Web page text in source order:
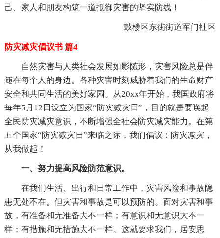
己、家人和朋友构筑一道抵御灾害的坚实防线！
鼓楼区东街街道军门社区
防灾减灾倡议书 篇4
自然灾害与人类社会发展如影随形，灾害风险总是伴
随在每个人的身边。各种灾害时刻威胁着我们的生命财产
安全和共同生活的美好家园。从20xx年开始，我国政府将
每年5月12日设立为国家“防灾减灾日”，目的就是要唤起
全民防灾减灾意识，不断增强全社会防灾减灾能力。在第
五个国家“防灾减灾日”来临之际，我们倡议：防灾减灾，
从我做起！
一、努力提高风险防范意识。
在我们生活、出行和日常工作中，灾害风险和事故隐
患无处不在。但灾害和事故是可以预防的。面对灾害和事
故，有准备和无准备大不一样；有意识和无意识大不一
样；有措施和无措施大不一样。这就要求我们，居安思